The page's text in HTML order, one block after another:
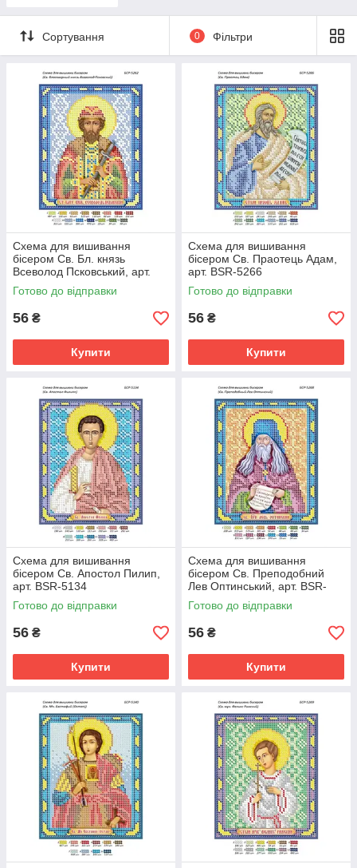
Сортування 0 Фільтри
Схема для вишивання
бісером Св. Бл. князь
Всеволод Псковський, арт.
BSR-5262
Готово до відправки
56 ₴
Купити
Схема для вишивання
бісером Св. Праотець Адам,
арт. BSR-5266
Готово до відправки
56 ₴
Купити
Схема для вишивання
бісером Св. Апостол Пилип,
арт. BSR-5134
Готово до відправки
56 ₴
Купити
Схема для вишивання
бісером Св. Преподобний
Лев Оптинський, арт. BSR-
5268
Готово до відправки
56 ₴
Купити